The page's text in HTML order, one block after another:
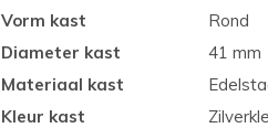
Vorm kast
Rond
Diameter kast
41 mm
Materiaal kast
Kleur kast